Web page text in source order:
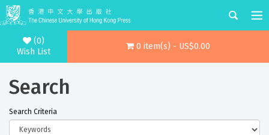
(0)
Wish List
0 item(s) - US$0.00
Search
Search Criteria